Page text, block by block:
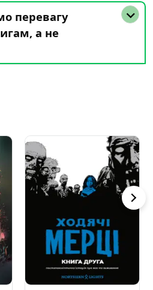
перевагу
а не